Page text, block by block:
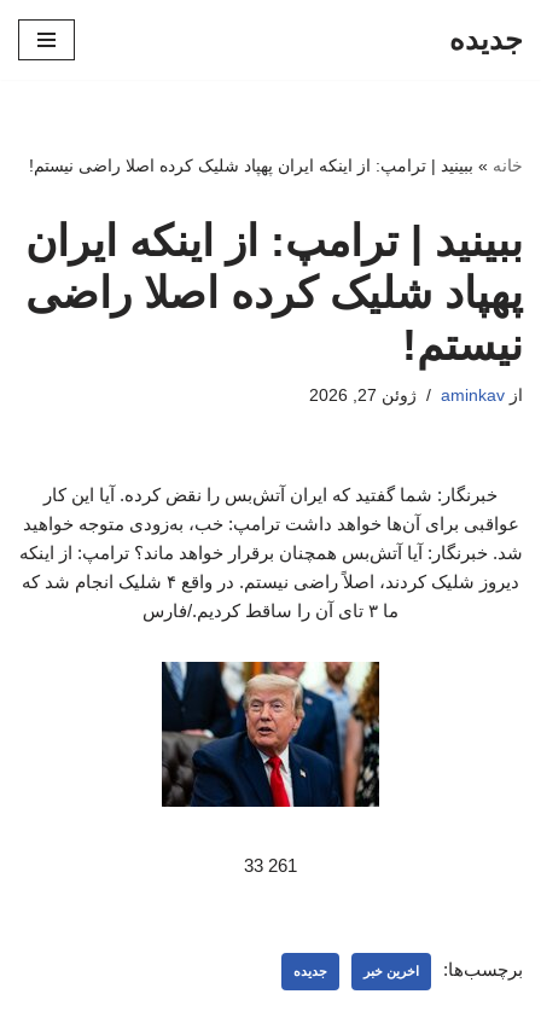
جدیده
خانه » ببینید | ترامپ: از اینکه ایران پهپاد شلیک کرده اصلا راضی نیستم!
ببینید | ترامپ: از اینکه ایران
پهپاد شلیک کرده اصلا راضی
نیستم!
از aminkav ژوئن 27, 2026
خبرنگار: شما گفتید که ایران آتش‌بس را نقض کرده. آیا این کار
عواقبی برای آن‌ها خواهد داشت ترامپ: خب، به‌زودی متوجه خواهید
شد. خبرنگار: آیا آتش‌بس همچنان برقرار خواهد ماند؟ ترامپ: از اینکه
دیروز شلیک کردند، اصلاً راضی نیستم. در واقع ۴ شلیک انجام شد که
ما ۳ تای آن‌ را ساقط کردیم./فارس
261 33
برچسب‌ها: اخرین خبر جدیده